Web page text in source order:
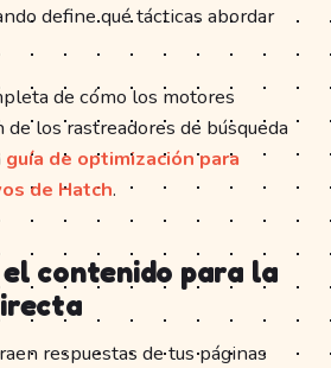
define qué tácticas abordar
de cómo los motores
los rastreadores de búsqueda
guía de optimización para
de Hatch.
contenido para la
respuestas de tus páginas